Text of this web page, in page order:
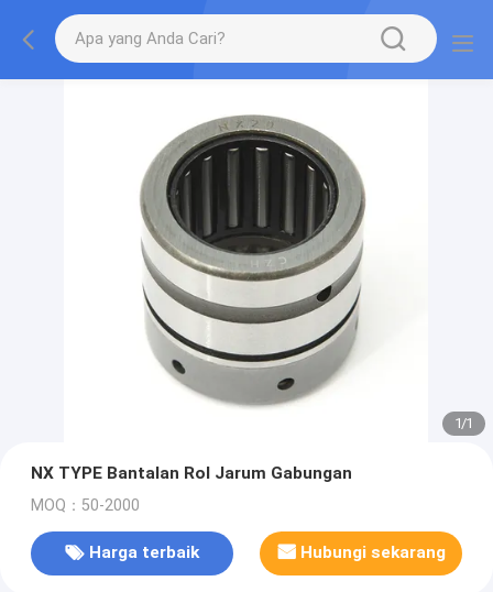
1/1
NX TYPE Bantalan Rol Jarum Gabungan
MOQ：50-2000
Harga terbaik Hubungi sekarang